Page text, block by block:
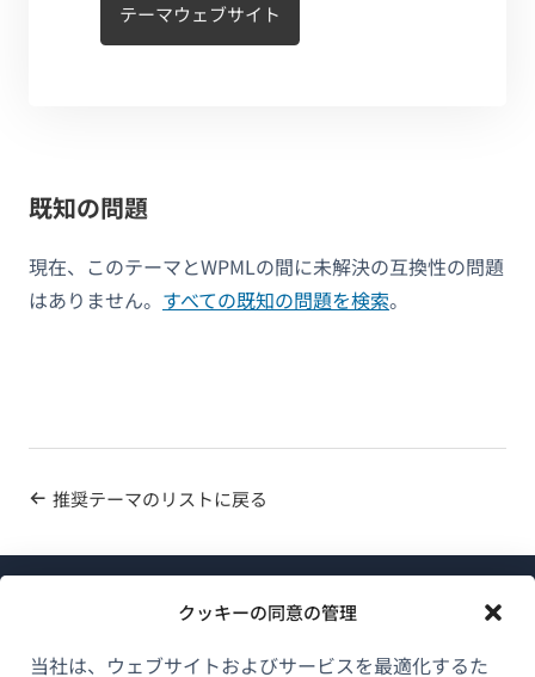
クッキーの同意の管理
当社は、ウェブサイトおよびサービスを最適化するた
テーマウェブサイト
既知の問題
現在、このテーマとWPMLの間に未解決の互換性の問題
はありません。 すべての既知の問題を検索。
推奨テーマのリストに戻る